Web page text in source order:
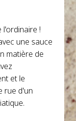
l'ordinaire !
une sauce
matière de
et le
rue d'un